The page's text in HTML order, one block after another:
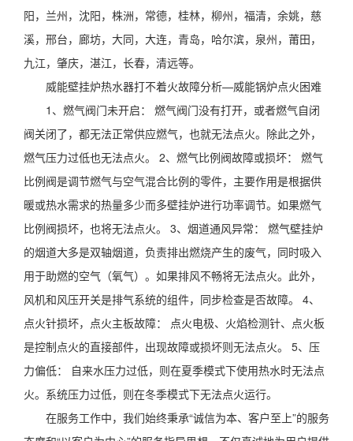
阳，兰州，沈阳，株洲，常德，桂林，柳州，福清，余姚，慈
溪，邢台，廊坊，大同，大连，青岛，哈尔滨，泉州，莆田，
九江，肇庆，湛江，长春，清远等。
威能壁挂炉热水器打不着火故障分析—威能锅炉点火困难
1、燃气阀门未开启： 燃气阀门没有打开，或者燃气自闭
阀关闭了，都无法正常供应燃气，也就无法点火。除此之外，
燃气压力过低也无法点火。 2、燃气比例阀故障或损坏： 燃气
比例阀是调节燃气与空气混合比例的零件，主要作用是根据供
暖或热水需求的热量多少而多壁挂炉进行功率调节。如果燃气
比例阀损坏，也将无法点火。 3、烟道通风异常： 燃气壁挂炉
的烟道大多是双轴烟道，负责排出燃烧产生的废气，同时吸入
用于助燃的空气（氧气）。如果排风不畅将无法点火。此外，
风机和风压开关是排气系统的组件，同步检查是否故障。 4、
点火针损坏，点火主板故障： 点火电极、火焰检测针、点火板
是控制点火的直接部件，出现故障或损坏则无法点火。 5、压
力偏低： 自来水压力过低，则在夏季模式下使用热水时无法点
火。系统压力过低，则在冬季模式下无法点火运行。
在服务工作中，我们始终秉承“诚信为本、客户至上”的服务